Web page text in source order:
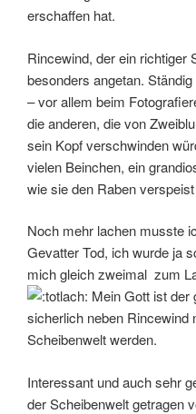
erschaffen hat.
Rincewind, der ein richtiger
besonders angetan.
– vor allem beim
die anderen, die von
sein Kopf verschwinden
vielen Beinchen, ein
wie sie den Raben
Noch mehr lachen musste
Gevatter Tod, ich wurde ja
mich gleich zweimal zum
Mein Gott ist der
sicherlich neben Rincewind
Scheibenwelt werden.
Interessant und auch sehr
der Scheibenwelt getragen